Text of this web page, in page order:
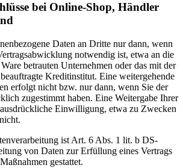
bei Online-Shop, Händler
Daten an Dritte nur dann, wenn
notwendig ist, etwa an die
betrauten Unternehmen oder das mit der
Kreditinstitut. Eine weitergehende
erfolgt nicht bzw. nur dann, wenn Sie der
zugestimmt haben. Eine Weitergabe Ihrer
Einwilligung, etwa zu Zwecken
ist Art. 6 Abs. 1 lit. b DS-
von Daten zur Erfüllung eines Vertrags
gestattet.